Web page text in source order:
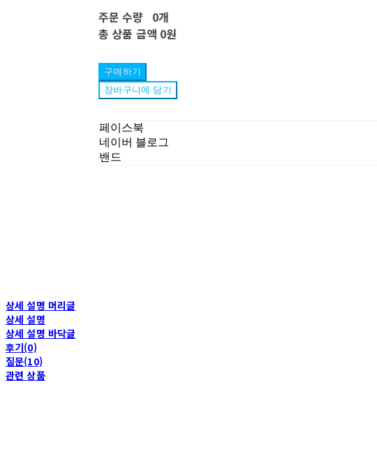
주문 수량 0개
총 상품 금액 0원
구매하기
장바구니에 담기
페이스북
네이버 블로그
밴드
상세 설명 머리글
상세 설명
상세 설명 바닥글
후기(0)
질문(10)
관련 상품